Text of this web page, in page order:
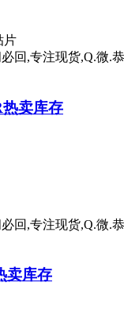
片
回,专注现货,Q.微.
热卖库存
回,专注现货,Q.微.
卖库存